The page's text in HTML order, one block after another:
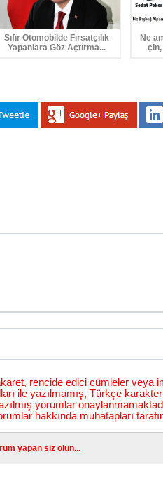
Sıfır Otomobilde Fırsatçılık
Yapanlara Göz Açtırma...
Ne
rencide edici cümleler veya
ile yazılmamış, Türkçe
yorumlar
hakkında muhatapları
yapan siz olun...